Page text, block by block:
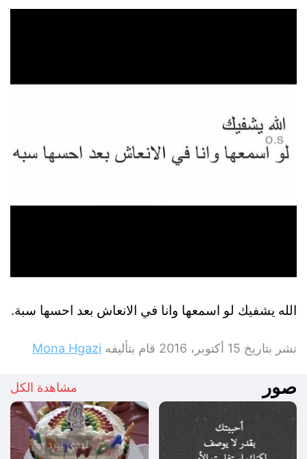
الله يشفيك لو اسمعها وانا في الانعاش بعد احسها سبة.
نشر بتاريخ 15 أكتوبر، 2016 قام بتأليفه Mona Hgazi
صور مشاهدة الكل